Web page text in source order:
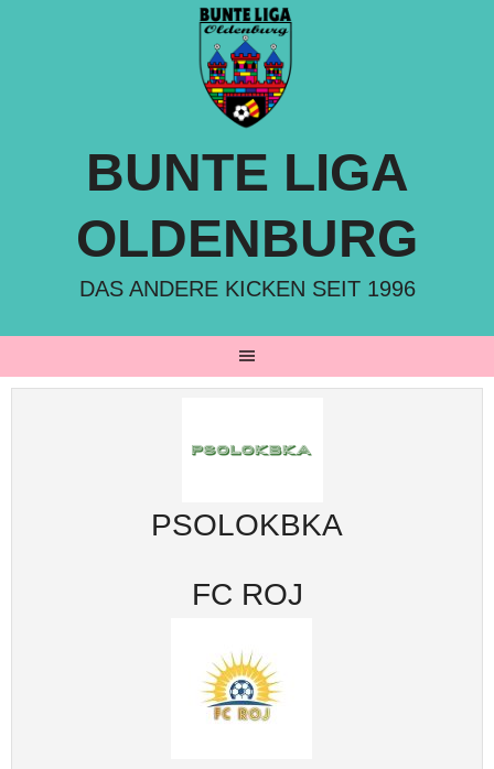
BUNTE LIGA
OLDENBURG
DAS ANDERE KICKEN SEIT 1996
PSOLOKBKA
FC ROJ